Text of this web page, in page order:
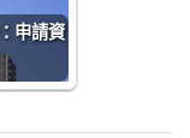
申請資